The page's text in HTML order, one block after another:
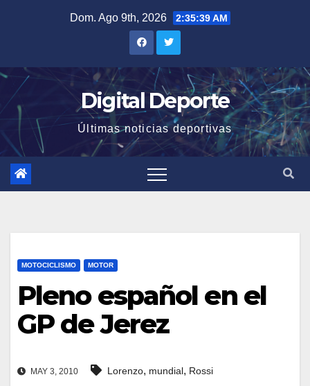
Dom. Ago 9th, 2026 2:35:39 AM
Digital Deporte
Últimas noticias deportivas
MOTOCICLISMO MOTOR
Pleno español en el
GP de Jerez
MAY 3, 2010 Lorenzo, mundial, Rossi